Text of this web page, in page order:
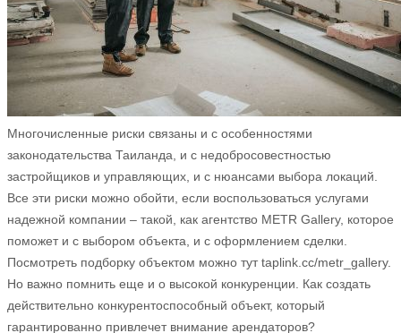
Многочисленные риски связаны и с особенностями
законодательства Таиланда, и с недобросовестностью
застройщиков и управляющих, и с нюансами выбора локаций.
Все эти риски можно обойти, если воспользоваться услугами
надежной компании – такой, как агентство METR Gallery, которое
поможет и с выбором объекта, и с оформлением сделки.
Посмотреть подборку объектом можно тут taplink.cc/metr_gallery.
Но важно помнить еще и о высокой конкуренции. Как создать
действительно конкурентоспособный объект, который
гарантированно привлечет внимание арендаторов?